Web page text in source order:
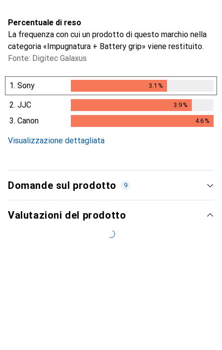
Percentuale di reso
La frequenza con cui un prodotto di questo marchio nella
categoria «Impugnatura + Battery grip» viene restituito.
Fonte: Digitec Galaxus
1. Sony 3.1 %
2. JJC 3.9%
3.9%
3. Canon 4.6%
Visualizzazione dettagliata
Domande sul prodotto 9
Valutazioni del prodotto